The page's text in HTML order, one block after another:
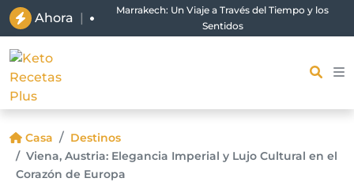
Ahora |
Marrakech: Un Viaje a Través del Tiempo y los
Sentidos
Casa
Destinos
Viena, Austria: Elegancia Imperial y Lujo Cultural en el
Corazón de Europa